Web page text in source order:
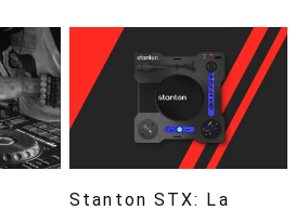
Stanton STX: La